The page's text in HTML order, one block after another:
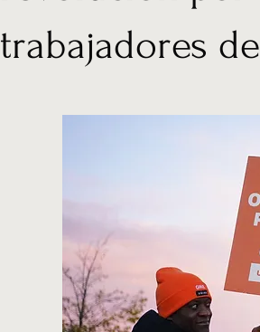
trabajadores